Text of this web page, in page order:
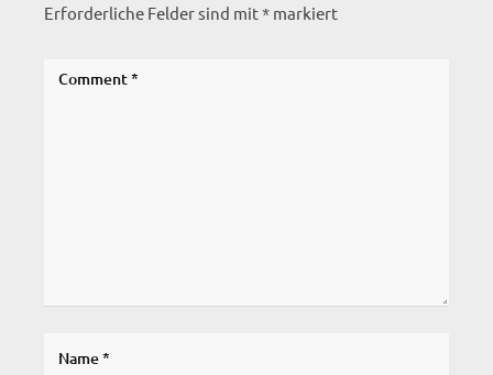
Erforderliche Felder sind mit* markiert